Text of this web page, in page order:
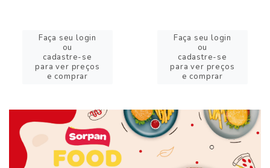
Faça seu login
ou
cadastre-se
para ver preços
e comprar
Faça seu login
ou
cadastre-se
para ver preços
e comprar